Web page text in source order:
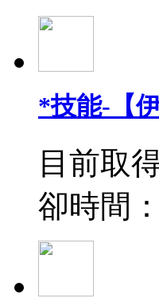
*技能-【
目前取
卻時間